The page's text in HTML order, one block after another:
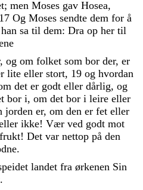
; men Moses gav Hosea,
17 Og Moses sendte dem for å
han sa til dem: Dra op her til
, og om folket som bor der, er
lite eller stort, 19 og hvordan
det er godt eller dårlig, og
bor i, om det bor i leire eller
jorden er, om den er fet eller
ikke! Vær ved godt mot
frukt! Det var nettop på den
.
landet fra ørkenen Sin
.